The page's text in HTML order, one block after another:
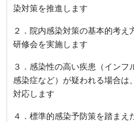
染対策を推進します
２．院内感染対策の基本的考え
研修会を実施します
３．感染性の高い疾患（インフ
感染症など）が疑われる場合は
対応します
４．標準的感染予防策を踏ま